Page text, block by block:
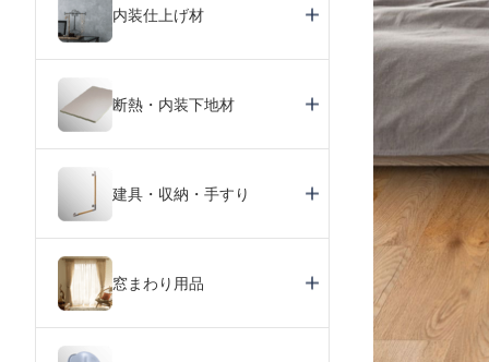
内装仕上げ材
断熱・内装下地材
建具・収納・手すり
窓まわり用品